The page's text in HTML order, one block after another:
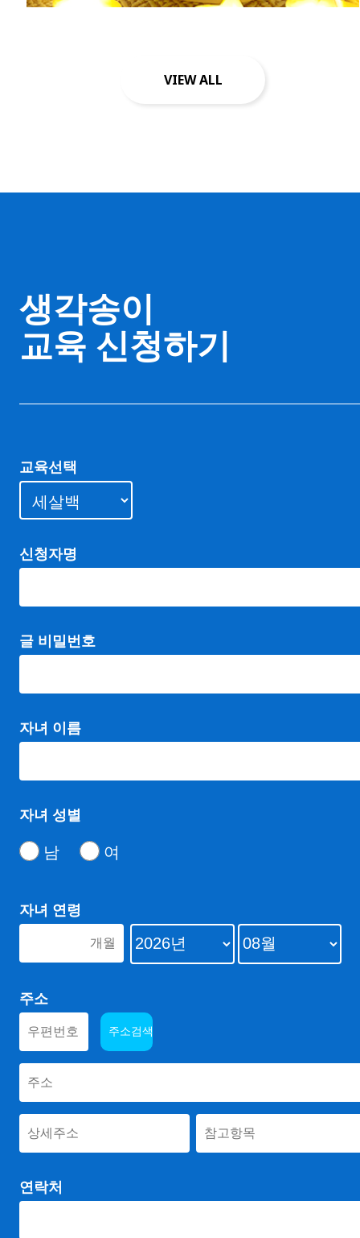
VIEW ALL
생각송이
교육 신청하기
교육선택
신청자명
글 비밀번호
자녀 이름
자녀 성별
남 여
자녀 연령
주소
연락처